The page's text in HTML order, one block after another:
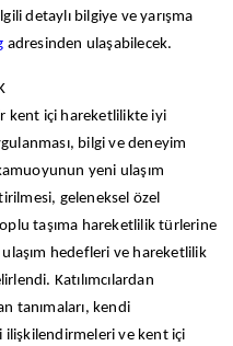
detaylı bilgiye ve yarışma
adresinden ulaşabilecek.
kent içi hareketlilikte iyi
bilgi ve deneyim
yeni ulaşım
geleneksel özel
taşıma hareketlilik türlerine
hedefleri ve hareketlilik
Katılımcılardan
tanımaları, kendi
ve kent içi